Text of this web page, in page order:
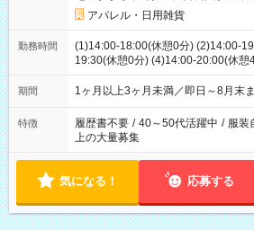
アパレル・日用雑貨
勤務時間
(1)14:00-18:00(休憩0分) (2)14:00-
19:30(休憩0分) (4)14:00-20:00(休憩
ます
期間 1ヶ月以上3ヶ月未満／即日～8月末
特徴 履歴書不要 / 40～50代活躍中 / 服装
上の大量募集
気になる！ 応募する